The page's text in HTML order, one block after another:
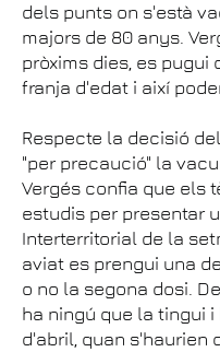
dels punts on s'està
majors de 80 anys.
pròxims dies, es pugui
franja d'edat i així
Respecte la decisió
"per precaució" la
Vergés confia que els
estudis per presentar
Interterritorial de la
aviat es prengui una
o no la segona dosi.
ha ningú que la tingui
d'abril, quan s'haurien